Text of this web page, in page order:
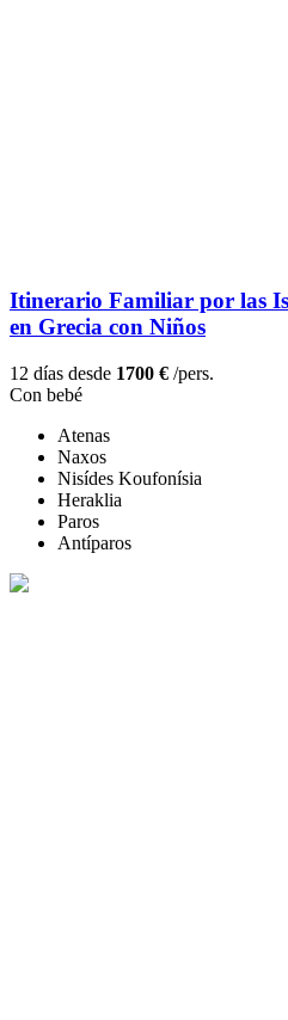
Itinerario Familiar por las
en Grecia con Niños
12 días desde 1700 € /pers.
Con bebé
Atenas
Naxos
Nisídes Koufonísia
Heraklia
Paros
Antíparos